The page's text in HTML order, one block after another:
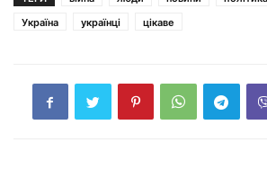
Україна
українці цікаве